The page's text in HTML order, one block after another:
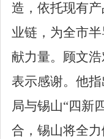
造，依托现有
业链，为全市
献力量。顾文
表示感谢。他
局与锡山“四新
合，锡山将全